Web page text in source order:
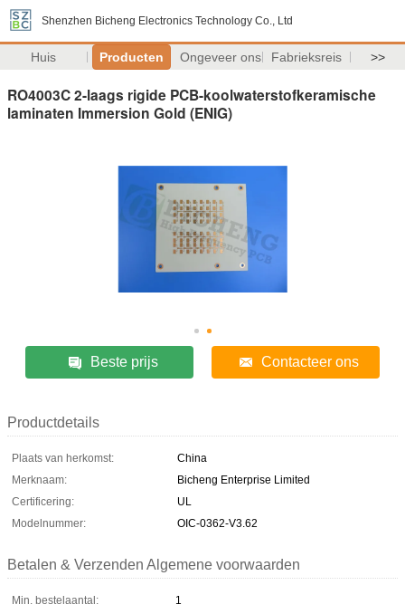
Shenzhen Bicheng Electronics Technology Co., Ltd
Huis Producten Ongeveer ons Fabrieksreis >>
RO4003C 2-laags rigide PCB-koolwaterstofkeramische
laminaten Immersion Gold (ENIG)
Beste prijs Contacteer ons
Productdetails
Plaats van herkomst:
China
Merknaam:
Bicheng Enterprise Limited
Certificering:
UL
Modelnummer:
OIC-0362-V3.62
Betalen & Verzenden Algemene voorwaarden
Min. bestelaantal:
1